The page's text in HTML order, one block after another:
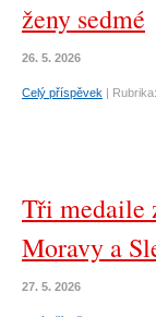
ženy sedmé
26. 5. 2026
Celý příspěvek | Rubrika:
Tři medaile
Moravy a
27. 5. 2026